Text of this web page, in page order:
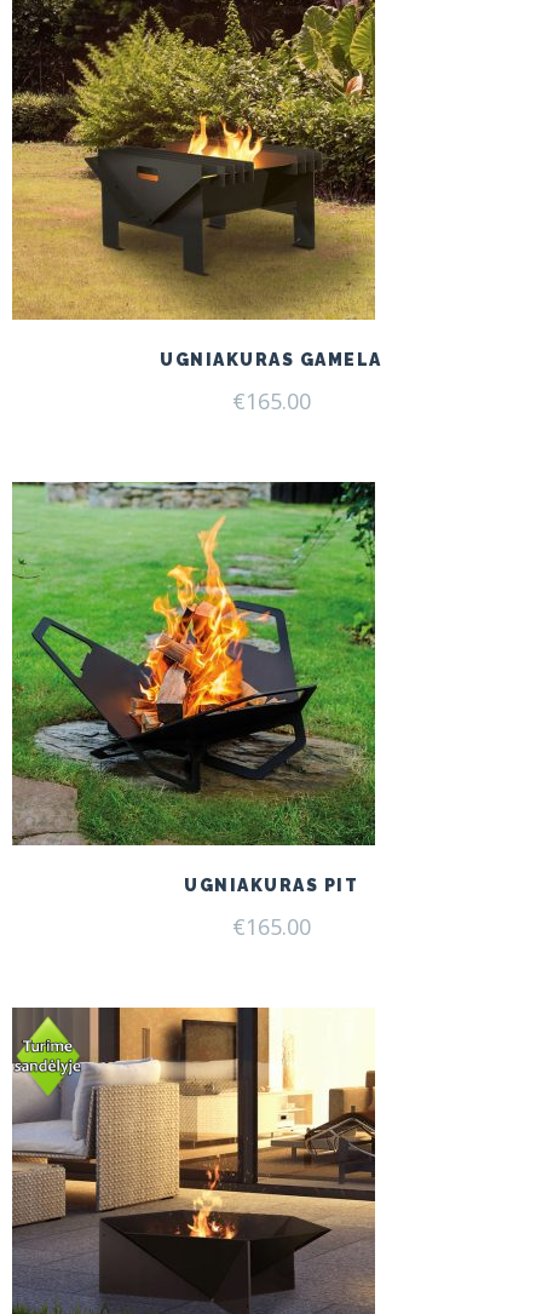
UGNIAKURAS GAMELA
€165.00
UGNIAKURAS PIT
€165.00